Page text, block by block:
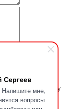
Сергеев
Напишите мне,
вопросы
на обработку